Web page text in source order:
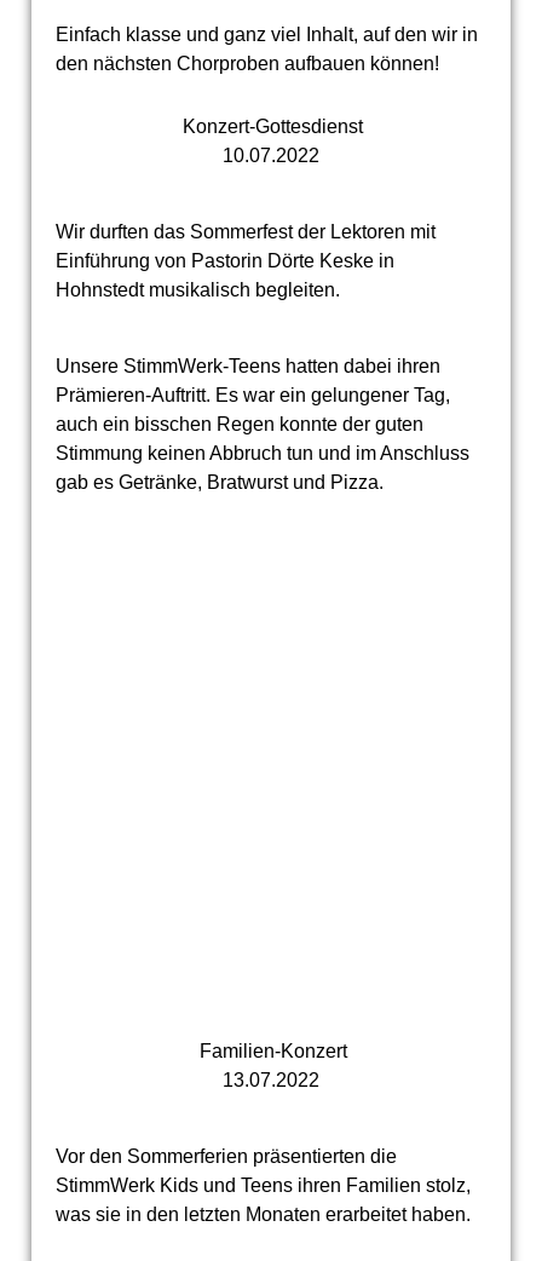
Einfach klasse und ganz viel Inhalt, auf den wir in
den nächsten Chorproben aufbauen können!
Konzert-Gottesdienst
10.07.2022
Wir durften das Sommerfest der Lektoren mit
Einführung von Pastorin Dörte Keske in
Hohnstedt musikalisch begleiten.
Unsere StimmWerk-Teens hatten dabei ihren
Prämieren-Auftritt. Es war ein gelungener Tag,
auch ein bisschen Regen konnte der guten
Stimmung keinen Abbruch tun und im Anschluss
gab es Getränke, Bratwurst und Pizza.
Familien-Konzert
13.07.2022
Vor den Sommerferien präsentierten die
StimmWerk Kids und Teens ihren Familien stolz,
was sie in den letzten Monaten erarbeitet haben.